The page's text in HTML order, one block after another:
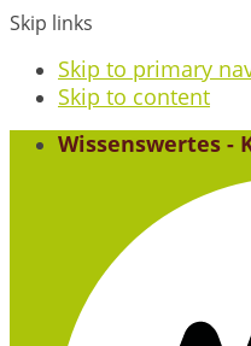
Skip links
Skip to primary
Skip to content
Wissenswertes -